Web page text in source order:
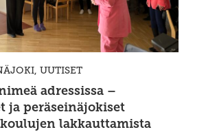
, UUTISET
adressissa –
ja peräseinäjokiset
lakkauttamista